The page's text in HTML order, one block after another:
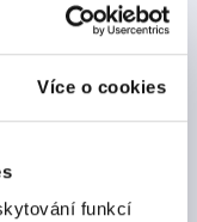
Více o cookies
funkcí